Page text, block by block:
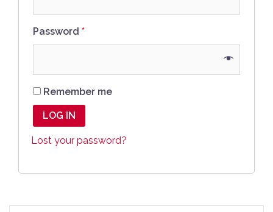
Password *
Remember me
LOG IN
Lost your password?